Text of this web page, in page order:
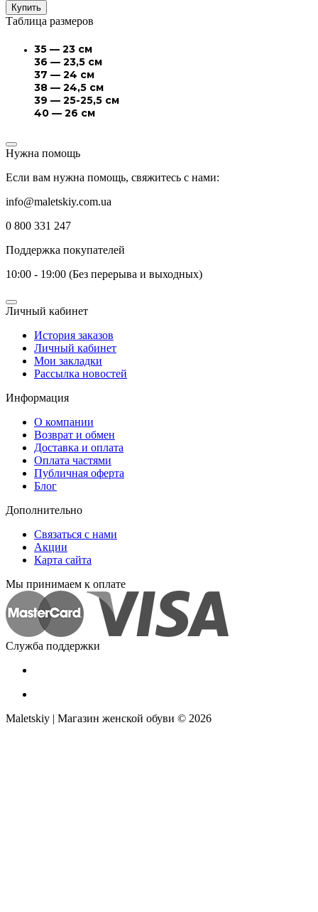
Купить
Таблица размеров
35 — 23 см
36 — 23,5 см
37 — 24 см
38 — 24,5 см
39 — 25-25,5 см
40 — 26 см
Нужна помощь
Если вам нужна помощь, свяжитесь с нами:
info@maletskiy.com.ua
0 800 331 247
Поддержка покупателей
10:00 - 19:00 (Без перерыва и выходных)
Личный кабинет
История заказов
Личный кабинет
Мои закладки
Рассылка новостей
Информация
О компании
Возврат и обмен
Доставка и оплата
Оплата частями
Публичная оферта
Блог
Дополнительно
Связаться с нами
Акции
Карта сайта
Мы принимаем к оплате
Служба поддержки
Maletskiy | Магазин женской обуви © 2026